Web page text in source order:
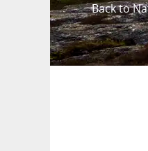
Back to